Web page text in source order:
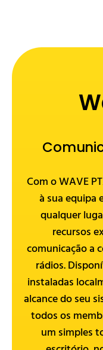
Com o WAVE
à sua equipa
qualquer
recursos
comunicação a
rádios.
instaladas
alcance do seu
todos os
um simples